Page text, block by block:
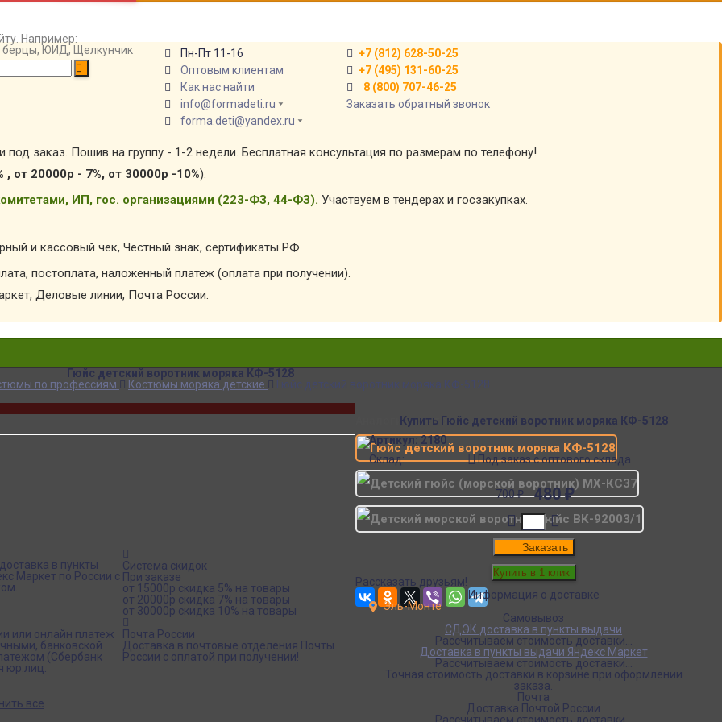
Например:
берцы, ЮИД, Щелкунчик
Пн-Пт 11-16
Оптовым клиентам
Как нас найти
info@formadeti.ru
forma.deti@yandex.ru
+7 (812) 628-50-25
+7 (495) 131-60-25
8 (800) 707-46-25
Заказать обратный звонок
под заказ. Пошив на группу - 1-2 недели. Бесплатная консультация по размерам по телефону!
, от 20000р - 7%, от 30000р -10%).
ИП, гос. организациями (223-ФЗ, 44-ФЗ). Участвуем в тендерах и госзакупках.
и кассовый чек, Честный знак, сертификаты РФ.
постоплата, наложенный платеж (оплата при получении).
Деловые линии, Почта России.
Гюйс детский воротник моряка КФ-5128
по профессиям Костюмы моряка детские
Гюйс детский воротник моряка КФ-5128
Купить Гюйс детский воротник моряка КФ-5128
Артикул:2180
Склад:
Под заказ с оптового склада
700₽ 480₽
Заказать
Информация о доставке
Эль-Монте
Самовывоз
СДЭК доставка в пункты выдачи
Рассчитываем стоимость доставки...
Доставка в пункты выдачи Яндекс Маркет
Рассчитываем стоимость доставки...
Точная стоимость доставки в корзине при оформлении
заказа.
Почта
Доставка Почтой России
в пункты
Маркет по России с
Система скидок
При заказе
от 15000р скидка 5% на товары
от 20000р скидка 7% на товары
от 30000р скидка 10% на товары
или онлайн платеж
банковской
(Сбербанк
юр.лиц.
Почта России
Доставка в почтовые отделения Почты
России с оплатой при получении!
Аналогичные товары
все
Рассказать друзьям!